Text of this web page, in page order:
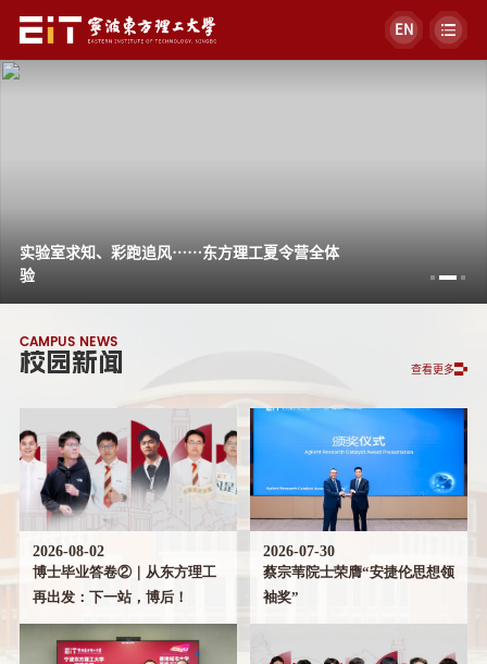
EN
实验室求知、彩跑追风……东方理工夏令营全体
验
CAMPUS NEWS
校园新闻 查看更多
2026-08-02
博士毕业答卷②｜从东方理工
再出发：下一站，博后！
2026-07-30
蔡宗苇院士荣膺“安捷伦思想领
袖奖”